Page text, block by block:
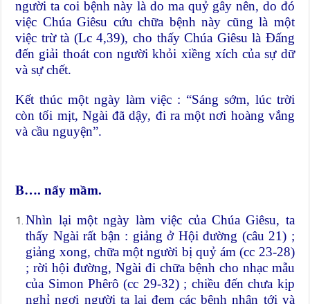
người ta coi bệnh này là do ma quỷ gây nên, do đó
việc Chúa Giêsu cứu chữa bệnh này cũng là một
việc trừ tà (Lc 4,39), cho thấy Chúa Giêsu là Đấng
đến giải thoát con người khỏi xiềng xích của sự dữ
và sự chết.
Kết thúc một ngày làm việc : “Sáng sớm, lúc trời
còn tối mịt, Ngài đã dậy, đi ra một nơi hoàng vắng
và cầu nguyện”.
B…. nẩy mầm.
Nhìn lại một ngày làm việc của Chúa Giêsu, ta
thấy Ngài rất bận : giảng ở Hội đường (câu 21) ;
giảng xong, chữa một người bị quỷ ám (cc 23-28)
; rời hội đường, Ngài đi chữa bệnh cho nhạc mẫu
của Simon Phêrô (cc 29-32) ; chiều đến chưa kịp
nghỉ ngơi người ta lại đem các bệnh nhân tới và